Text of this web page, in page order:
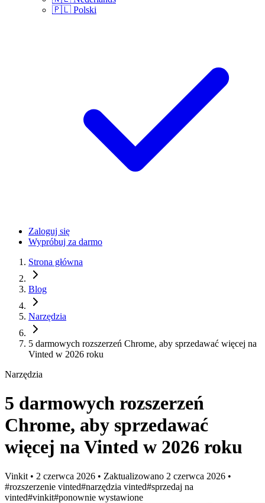
🇵🇱 Polski
Zaloguj się
Wypróbuj za darmo
Strona główna
Blog
Narzędzia
5 darmowych rozszerzeń Chrome, aby sprzedawać więcej na
Vinted w 2026 roku
Narzędzia
5 darmowych rozszerzeń
Chrome, aby sprzedawać
więcej na Vinted w 2026 roku
Vinkit • 2 czerwca 2026 • Zaktualizowano 2 czerwca 2026 •
#rozszerzenie vinted#narzędzia vinted#sprzedaj na
vinted#vinkit#ponownie wystawione